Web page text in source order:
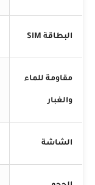
البطاقة SIM
مقاومة للماء
والغبار
الشاشة